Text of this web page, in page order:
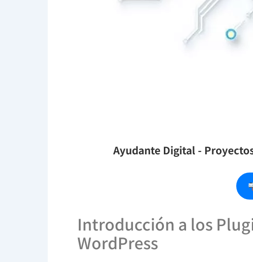
Ayudante Digital -
Introducción a los
WordPress